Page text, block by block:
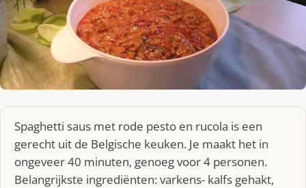
Spaghetti saus met rode pesto en rucola is een
gerecht uit de Belgische keuken. Je maakt het in
ongeveer 40 minuten, genoeg voor 4 personen.
Belangrijkste ingrediënten: varkens- kalfs gehakt,